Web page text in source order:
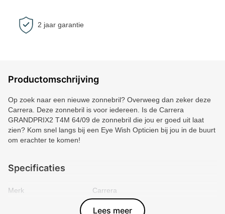
2 jaar garantie
Productomschrijving
Op zoek naar een nieuwe zonnebril? Overweeg dan zeker deze
Carrera. Deze zonnebril is voor iedereen. Is de Carrera
GRANDPRIX2 T4M 64/09 de zonnebril die jou er goed uit laat
zien? Kom snel langs bij een Eye Wish Opticien bij jou in de buurt
om erachter te komen!
Specificaties
Merk
Carrera
Lees meer